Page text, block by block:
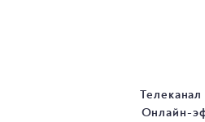
Телеканал
Онлайн-